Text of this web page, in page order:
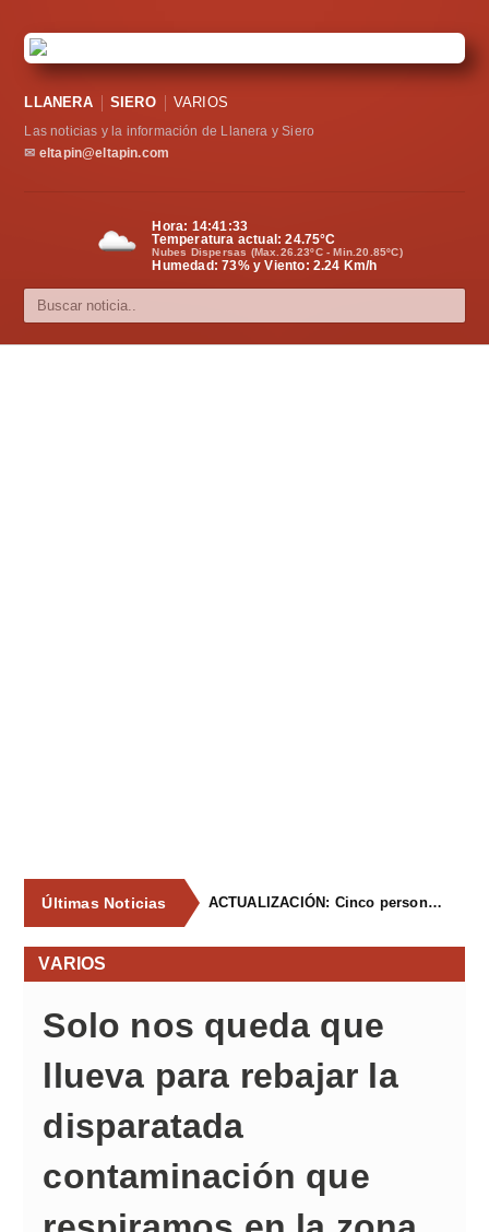
LLANERA SIERO VARIOS
Las noticias y la información de Llanera y Siero
✉ eltapin@eltapin.com
Hora: 14:41:33
Temperatura actual:24.75°C
Nubes Dispersas (Max.26.23ºC - Min.20.85ºC)
Humedad: 73% y Viento: 2.24 Km/h
Últimas Noticias ACTUALIZACIÓN: Cinco personas resultan heridas leves tras un accidente en una atracción ferial en Lieres
VARIOS
Solo nos queda que
llueva para rebajar la
disparatada
contaminación que